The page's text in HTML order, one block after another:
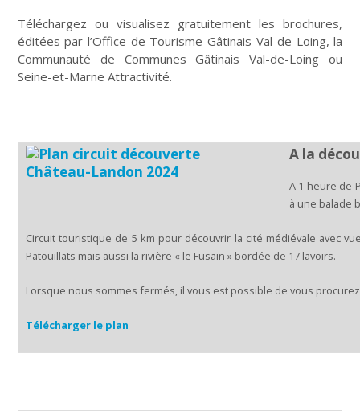
Téléchargez ou visualisez gratuitement les brochures,
éditées par l’Office de Tourisme Gâtinais Val-de-Loing, la
Communauté de Communes Gâtinais Val-de-Loing ou
Seine-et-Marne Attractivité.
A la
A 1 heure de
à une balade
Circuit touristique de 5 km pour découvrir la cité médiévale avec
Patouillats mais aussi la rivière « le Fusain » bordée de 17 lavoirs.
Lorsque nous sommes fermés, il vous est possible de vous
Télécharger le plan